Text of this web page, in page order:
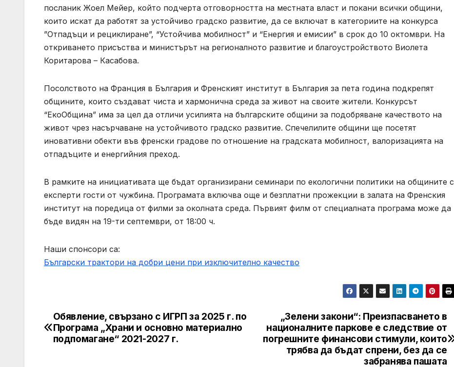
посланик Жоел Мейер, който подчерта отговорността на местната власт и покани всички общини,
които искат да работят за устойчиво градско развитие, да се включат в категориите на конкурса
”Отпадъци и рециклиране”, “Устойчива мобилност” и “Енергия и емисии” в срок до 10 октомври. На
откриването присъства и министърът на регионалното развитие и благоустройството Виолета
Коритарова – Касабова.
Посолството на Франция в България и Френският институт в България за пета година подкрепят
общините, които създават чиста и хармонична среда за живот на своите жители. Конкурсът
“ЕкоОбщина” има за цел да отличи усилията на българските общини за подобряване качеството на
живот чрез насърчаване на устойчивото градско развитие. Спечелилите общини ще посетят
иновативни обекти във френски градове по отношение на градската мобилност, валоризацията на
отпадъците и енергийния преход.
В рамките на инициативата ще бъдат организирани семинари по екологични политики на общините с
експерти гости от чужбина. Програмата включва още и безплатни прожекции в залата на Френския
институт на поредица от филми за околната среда. Първият филм от специалната програма може да
бъде видян на 19-ти септември, от 18:00 ч.
Наши спонсори са:
Български трактори на добри цени при изключително качество
Post
navigation
„Зелени закони“: Преизпасването в
националните паркове е следствие от
погрешните финансови стимули, които
трябва да бъдат спрени, без да се
забранява пашата
Обявление, свързано с ИГРП за 2025 г. по
Програма „Храни и основно материално
подпомагане“ 2021-2027 г.